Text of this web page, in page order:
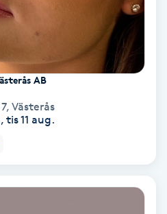
AB
, Västerås
tis 11 aug.